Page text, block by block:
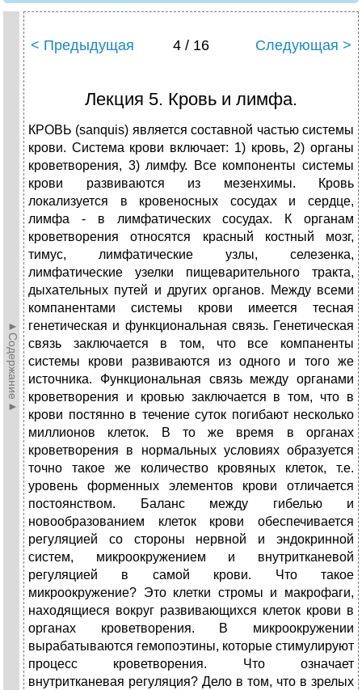
►Содержание►
< Предыдущая 4 / 16 Следующая >
Лекция 5. Кровь и лимфа.
КРОВЬ (sanquis) является составной частью системы
крови. Система крови включает: 1) кровь, 2) органы
кроветворения, 3) лимфу. Все компоненты системы
крови развиваются из мезенхимы. Кровь
локализуется в кровеносных сосудах и сердце,
лимфа - в лимфатических сосудах. К органам
кроветворения относятся красный костный мозг,
тимус, лимфатические узлы, селезенка,
лимфатические узелки пищеварительного тракта,
дыхательных путей и других органов. Между всеми
компанентами системы крови имеется тесная
генетическая и функциональная связь. Генетическая
связь заключается в том, что все компаненты
системы крови развиваются из одного и того же
источника. Функциональная связь между органами
кроветворения и кровью заключается в том, что в
крови постянно в течение суток погибают несколько
миллионов клеток. В то же время в органах
кроветворения в нормальных условиях образуется
точно такое же количество кровяных клеток, т.е.
уровень форменных элементов крови отличается
постоянством. Баланс между гибелью и
новообразованием клеток крови обеспечивается
регуляцией со стороны нервной и эндокринной
систем, микроокружением и внутритканевой
регуляцией в самой крови. Что такое
микроокружение? Это клетки стромы и макрофаги,
находящиеся вокруг развивающихся клеток крови в
органах кроветворения. В микроокружении
вырабатываются гемопоэтины, которые стимулируют
процесс кроветворения. Что означает
внутритканевая регуляция? Дело в том, что в зрелых